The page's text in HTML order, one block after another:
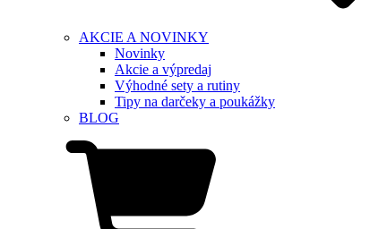
AKCIE A NOVINKY
Novinky
Akcie a výpredaj
Výhodné sety a rutiny
Tipy na darčeky a poukážky
BLOG